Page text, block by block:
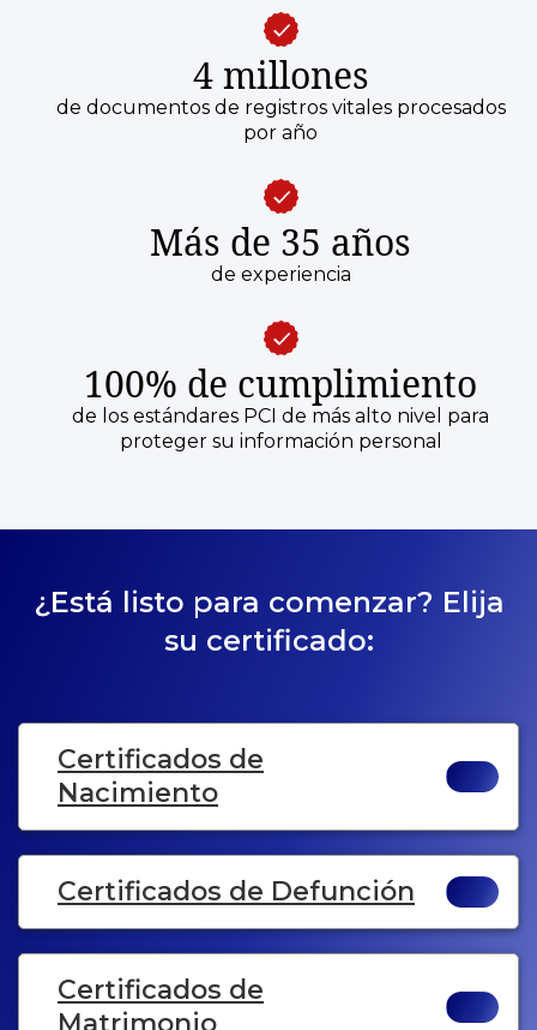
4 millones
de documentos de registros vitales procesados
por año
Más de 35 años
de experiencia
100% de cumplimiento
de los estándares PCI de más alto nivel para
proteger su información personal
¿Está listo para comenzar? Elija
su certificado:
Certificados de
Nacimiento
Certificados de Defunción
Certificados de